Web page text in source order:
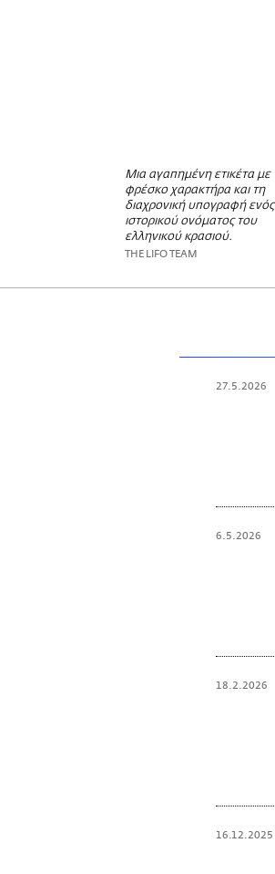
Μια αγαπημένη ετικέτα με
φρέσκο χαρακτήρα και τη
διαχρονική υπογραφή ενός
ιστορικού ονόματος του
ελληνικού κρασιού.
THE LIFO TEAM
27.5.2026
6.5.2026
18.2.2026
16.12.2025